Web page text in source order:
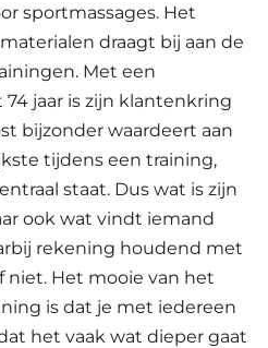
sportmassages. Het
draagt bij aan de
Met een
jaar is zijn klantenkring
bijzonder waardeert aan
tijdens een training,
staat. Dus wat is zijn
ook wat vindt iemand
rekening houdend met
niet. Het mooie van het
is dat je met iedereen
het vaak wat dieper gaat